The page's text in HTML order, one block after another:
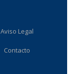
Aviso Legal
Contacto